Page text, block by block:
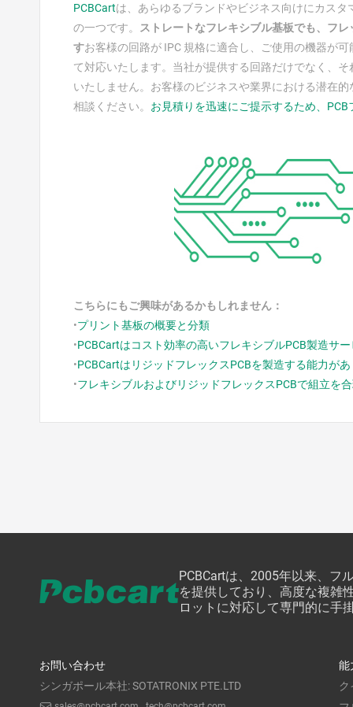
PCBCartは、あらゆるブランドやビジネス向けにカス
の一つです。
ストレートなフレキシブル基板でも、フ
すお客様の回路が IPC 規格に適合し、ご使用の機器が
て対応いたします。当社が提供する回路だけでなく、
いたしません。お客様のビジネスや業界における潜在
相談ください。 お見積りを迅速にご提示するため、
こちらにもご興味があるかもしれません：
•プリント基板の概要と分類
•PCBCartはコスト効率の高いフレキシブルPCB製造サ
•PCBCartはリジッドフレックスPCBを製造する能力が
•フレキシブルおよびリジッドフレックスPCBで組立を
PCBCartは、2005年以来、フ
を提供しており、高度な複雑
ロットに対応して専門的に手
お問い合わせ
シンガポール本社: SOTATRONIX PTE.LTD
能